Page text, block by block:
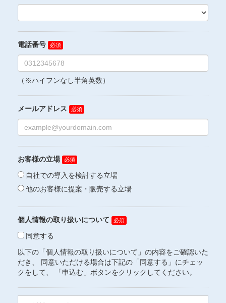
電話番号
（※ハイフンなし半角英数）
メールアドレス
お客様の立場
自社での導入を検討する立場
他のお客様に提案・販売する立場
個人情報の取り扱いについて
同意する
以下の「個人情報の取り扱いについて」の内容をご確認いた
だき、 同意いただける場合は下記の「同意する」にチェッ
クをして、 「申込む」ボタンをクリックしてください。